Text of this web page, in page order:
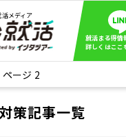
メディア
就活まる得情
詳しくはここ
ウ
え！特捜部
ページ 2
策記事一覧